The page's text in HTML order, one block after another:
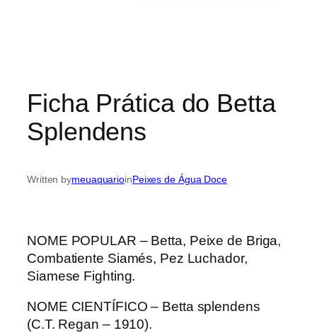
Ficha Prática do Betta
Splendens
Written bymeuaquarioinPeixes de Água Doce
NOME POPULAR – Betta, Peixe de Briga,
Combatiente Siamés, Pez Luchador,
Siamese Fighting.
NOME CIENTÍFICO – Betta splendens
(C.T. Regan – 1910).